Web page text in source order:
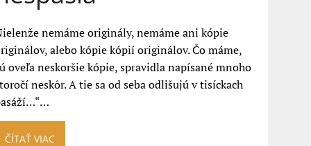
nemáme originály, nemáme ani kópie
alebo kópie kópií originálov. Čo máme,
oveľa neskoršie kópie, spravidla napísané mnoho
neskôr. A tie sa od seba odlišujú v tisíckach
ČÍTAŤ VIAC